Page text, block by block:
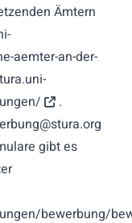
Ämtern
aemter-an-der-
.
gibt es
bewerbung/